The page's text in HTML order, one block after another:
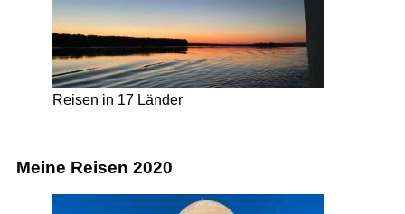
Reisen in 17 Länder
Meine Reisen 2020